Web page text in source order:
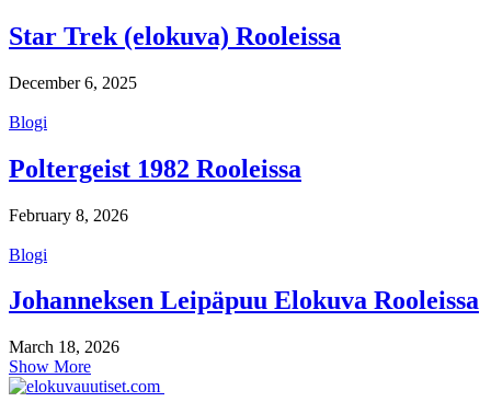
Star Trek (elokuva) Rooleissa
December 6, 2025
Blogi
Poltergeist 1982 Rooleissa
February 8, 2026
Blogi
Johanneksen Leipäpuu Elokuva Rooleissa
March 18, 2026
Show More